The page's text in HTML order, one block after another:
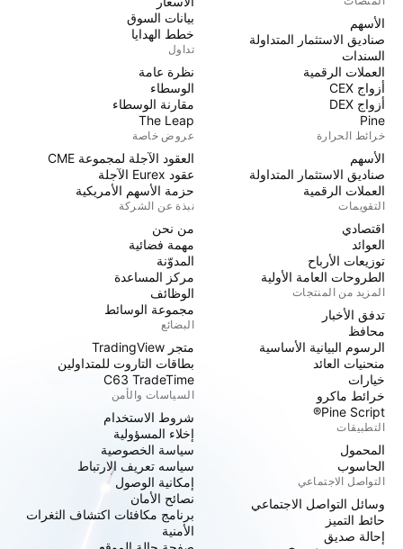
الأسهم
صناديق الاستثمار المتداولة
السندات
العملات الرقمية
أزواج CEX
أزواج DEX
Pine
خرائط الحرارة
الأسهم
صناديق الاستثمار المتداولة
العملات الرقمية
التقويمات
اقتصادي
العوائد
توزيعات الأرباح
الطروحات العامة الأولية
المزيد من المنتجات
تدفق الأخبار
محافظ
الرسوم البيانية الأساسية
منحنيات العائد
خيارات
خرائط ماكرو
Pine Script®
التطبيقات
المحمول
الحاسوب
التواصل الاجتماعي
وسائل التواصل الاجتماعي
حائط التميز
إحالة صديق
بيانات السوق
خطط الهدايا
تداول
نظرة عامة
الوسطاء
مقارنة الوسطاء
The Leap
عروض خاصة
العقود الآجلة لمجموعة CME
عقود Eurex الآجلة
حزمة الأسهم الأمريكية
نبذة عن الشركة
من نحن
مهمة فضائية
المدوّنة
مركز المساعدة
الوظائف
مجموعة الوسائط
البضائع
متجر TradingView
بطاقات التاروت للمتداولين
C63 TradeTime
السياسات والأمن
شروط الاستخدام
إخلاء المسؤولية
سياسة الخصوصية
سياسه تعريف الارتباط
إمكانية الوصول
نصائح الأمان
برنامج مكافئات اكتشاف الثغرات
الأمنية